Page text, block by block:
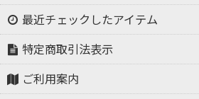
最近チェックしたアイテム
特定商取引法表示
ご利用案内